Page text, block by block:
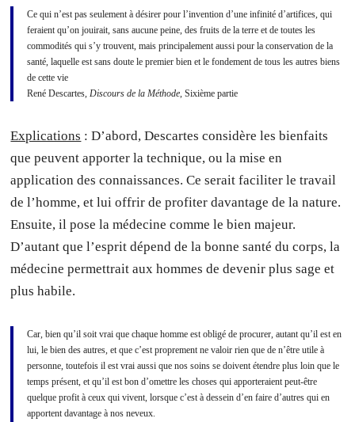
Ce qui n’est pas seulement à désirer pour l’invention d’une infinité d’artifices, qui
feraient qu’on jouirait, sans aucune peine, des fruits de la terre et de toutes les
commodités qui s’y trouvent, mais principalement aussi pour la conservation de la
santé, laquelle est sans doute le premier bien et le fondement de tous les autres biens
de cette vie
René Descartes,Discours de la Méthode, Sixième partie
Explications : D’abord, Descartes considère les bienfaits
que peuvent apporter la technique, ou la mise en
application des connaissances. Ce serait faciliter le travail
de l’homme, et lui offrir de profiter davantage de la nature.
Ensuite, il pose la médecine comme le bien majeur.
D’autant que l’esprit dépend de la bonne santé du corps, la
médecine permettrait aux hommes de devenir plus sage et
plus habile.
Car, bien qu’il soit vrai que chaque homme est obligé de procurer, autant qu’il est en
lui, le bien des autres, et que c’est proprement ne valoir rien que de n’être utile à
personne, toutefois il est vrai aussi que nos soins se doivent étendre plus loin que le
temps présent, et qu’il est bon d’omettre les choses qui apporteraient peut-être
quelque profit à ceux qui vivent, lorsque c’est à dessein d’en faire d’autres qui en
apportent davantage à nos neveux.